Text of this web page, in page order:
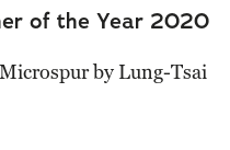
of the Year 2020
by Lung-Tsai